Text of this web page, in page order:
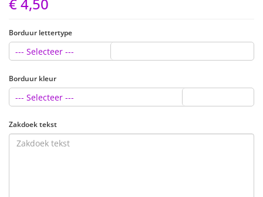
Borduur lettertype
--- Selecteer ---
Borduur kleur
--- Selecteer ---
Zakdoek tekst